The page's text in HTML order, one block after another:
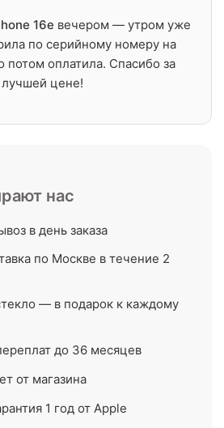
16e вечером — утром уже
по серийному номеру на
потом оплатила. Спасибо за
цене!
нас
в день заказа
по Москве в течение 2
— в подарок к каждому
до 36 месяцев
от магазина
1 год от Apple